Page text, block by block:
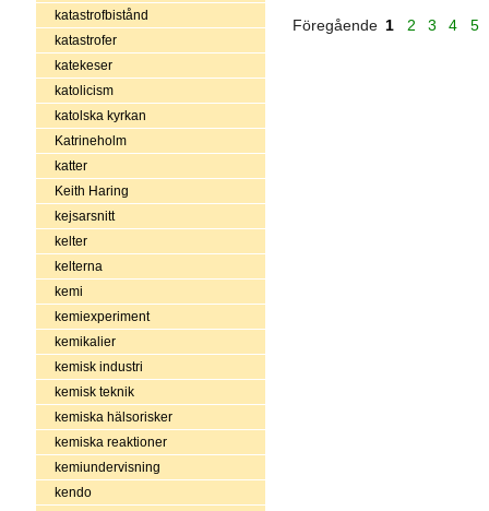
katastrofbistånd
katastrofer
katekeser
katolicism
katolska kyrkan
Katrineholm
katter
Keith Haring
kejsarsnitt
kelter
kelterna
kemi
kemiexperiment
kemikalier
kemisk industri
kemisk teknik
kemiska hälsorisker
kemiska reaktioner
kemiundervisning
kendo
Föregående 1 2 3 4 5